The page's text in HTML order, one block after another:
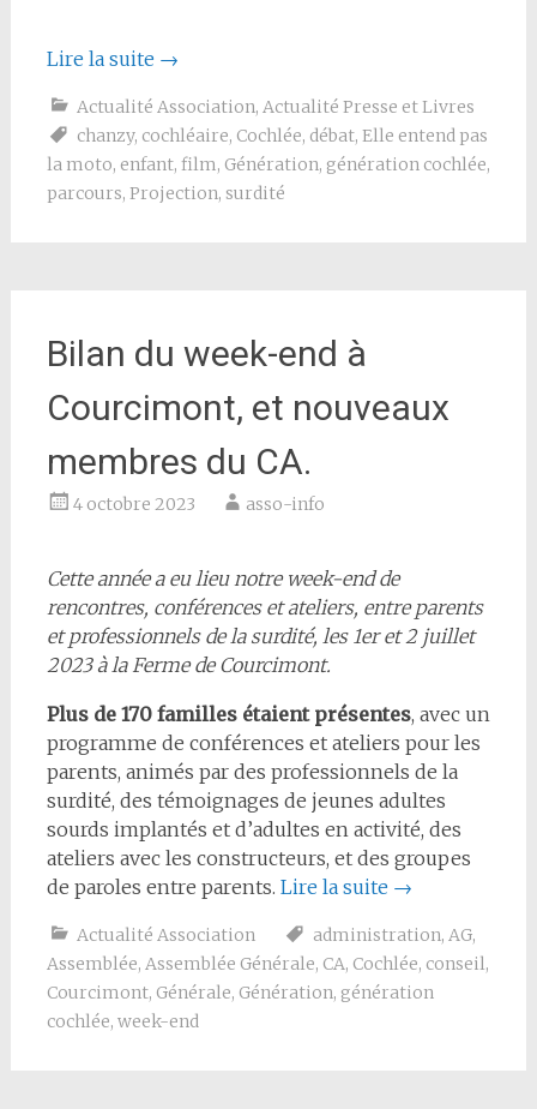
Lire la suite →
Actualité Association, Actualité Presse et Livres
chanzy, cochléaire, Cochlée, débat, Elle entend pas
la moto, enfant, film, Génération, génération cochlée,
parcours, Projection, surdité
Bilan du week-end à
Courcimont, et nouveaux
membres du CA.
4 octobre 2023 asso-info
Cette année a eu lieu notre week-end de
rencontres, conférences et ateliers, entre parents
et professionnels de la surdité, les 1er et 2 juillet
2023 à la Ferme de Courcimont.
Plus de 170 familles étaient présentes, avec un
programme de conférences et ateliers pour les
parents, animés par des professionnels de la
surdité, des témoignages de jeunes adultes
sourds implantés et d’adultes en activité, des
ateliers avec les constructeurs, et des groupes
de paroles entre parents. Lire la suite →
Actualité Association administration, AG,
Assemblée, Assemblée Générale, CA, Cochlée, conseil,
Courcimont, Générale, Génération, génération
cochlée, week-end